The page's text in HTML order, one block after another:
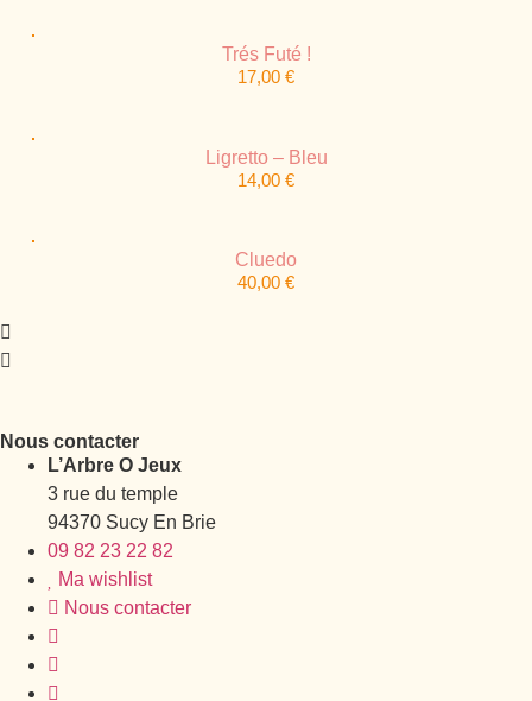
Trés Futé !
17,00 €
Ligretto – Bleu
14,00 €
Cluedo
40,00 €
Nous contacter
L’Arbre O Jeux
3 rue du temple
94370 Sucy En Brie
09 82 23 22 82
Ma wishlist
Nous contacter